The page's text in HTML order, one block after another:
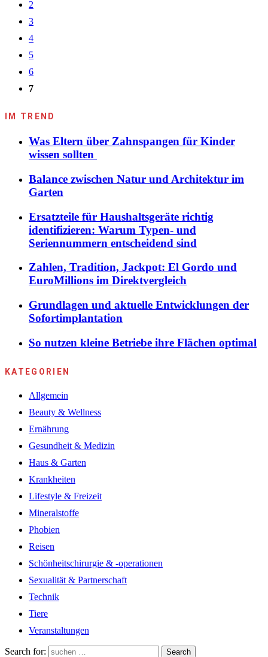
2
3
4
5
6
7
IM TREND
Was Eltern über Zahnspangen für Kinder
wissen sollten
Balance zwischen Natur und Architektur im
Garten
Ersatzteile für Haushaltsgeräte richtig
identifizieren: Warum Typen- und
Seriennummern entscheidend sind
Zahlen, Tradition, Jackpot: El Gordo und
EuroMillions im Direktvergleich
Grundlagen und aktuelle Entwicklungen der
Sofortimplantation
So nutzen kleine Betriebe ihre Flächen optimal
KATEGORIEN
Allgemein
Beauty & Wellness
Ernährung
Gesundheit & Medizin
Haus & Garten
Krankheiten
Lifestyle & Freizeit
Mineralstoffe
Phobien
Reisen
Schönheitschirurgie & -operationen
Sexualität & Partnerschaft
Technik
Tiere
Veranstaltungen
Search for: Search